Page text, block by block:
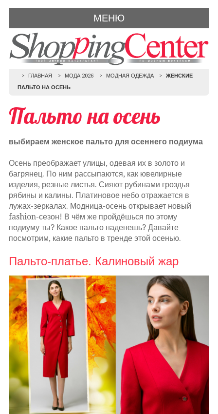
МЕНЮ
ГЛАВНАЯ МОДА 2026 МОДНАЯ ОДЕЖДА
ЖЕНСКИЕ
ПАЛЬТО НА ОСЕНЬ
Пальто на осень
выбираем женское пальто для осеннего подиума
Осень преображает улицы, одевая их в золото и
багрянец. По ним рассыпаются, как ювелирные
изделия, резные листья. Сияют рубинами гроздья
рябины и калины. Платиновое небо отражается в
лужах-зеркалах. Модница-осень открывает новый
fashion-сезон! В чём же пройдёшься по этому
подиуму ты? Какое пальто наденешь? Давайте
посмотрим, какие пальто в тренде этой осенью.
Пальто-платье. Калиновый жар